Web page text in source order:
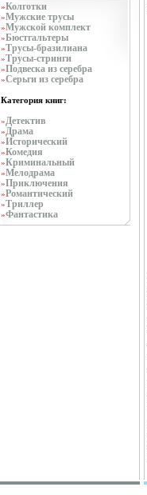
»Колготки
»Мужские трусы
»Мужской комплект
»Бюстгальтеры
»Трусы-бразилиана
»Трусы-стринги
»Подвеска из серебра
»Серьги из серебра
Категория книг:
»Детектив
»Драма
»Исторический
»Комедия
»Криминальный
»Мелодрама
»Приключения
»Романтический
»Триллер
»Фантастика